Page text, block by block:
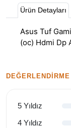
Ürün Detayları
Asus Tuf
(oc) Hdmi Dp
DEĞERLENDIRME
5 Yıldız
4 Yıldız